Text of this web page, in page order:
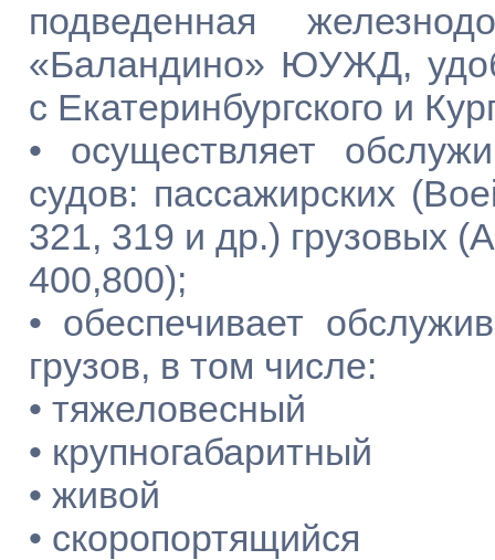
подведенная
«Баландино» ЮУЖД,
с Екатеринбургского и
• осуществляет
судов: пассажирских
321, 319 и др.) грузовых
400,800);
• обеспечивает
грузов, в том числе:
• тяжеловесный
• крупногабаритный
• живой
• скоропортящийся